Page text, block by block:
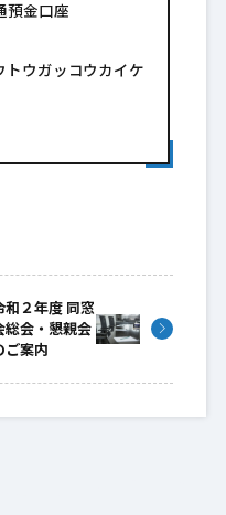
金口座
ウガッコウカイケ
和２年度 同窓
総会・懇親会
ご案内